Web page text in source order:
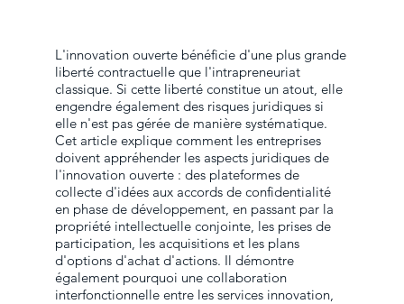
L'innovation ouverte bénéficie d'une plus grande
liberté contractuelle que l'intrapreneuriat
classique. Si cette liberté constitue un atout, elle
engendre également des risques juridiques si
elle n'est pas gérée de manière systématique.
Cet article explique comment les entreprises
doivent appréhender les aspects juridiques de
l'innovation ouverte : des plateformes de
collecte d'idées aux accords de confidentialité
en phase de développement, en passant par la
propriété intellectuelle conjointe, les prises de
participation, les acquisitions et les plans
d'options d'achat d'actions. Il démontre
également pourquoi une collaboration
interfonctionnelle entre les services innovation,